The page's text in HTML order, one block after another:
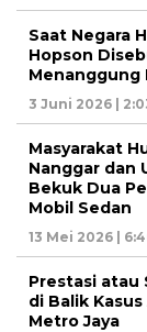
Saat Negara
Hopson
Menanggung
3 Juni 2026 |
Masyarakat
Nanggar dan
Bekuk Dua
Mobil Sedan
13 Mei 2026 |
Prestasi atau
di Balik
Metro Jaya